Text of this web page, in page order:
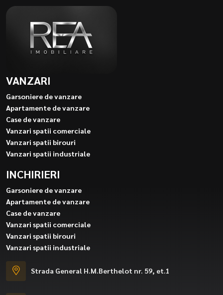
VANZARI
Garsoniere de vanzare
Apartamente de vanzare
Case de vanzare
Vanzari spatii comerciale
Vanzari spatii birouri
Vanzari spatii industriale
INCHIRIERI
Garsoniere de vanzare
Apartamente de vanzare
Case de vanzare
Vanzari spatii comerciale
Vanzari spatii birouri
Vanzari spatii industriale
Strada General H.M.Berthelot nr. 59, et.1